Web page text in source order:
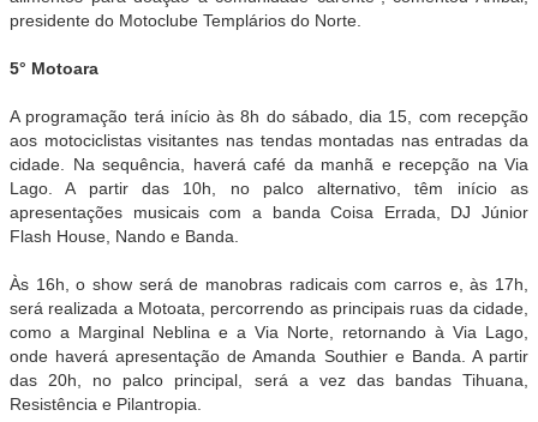
presidente do Motoclube Templários do Norte.
5° Motoara
A programação terá início às 8h do sábado, dia 15, com recepção
aos motociclistas visitantes nas tendas montadas nas entradas da
cidade. Na sequência, haverá café da manhã e recepção na Via
Lago. A partir das 10h, no palco alternativo, têm início as
apresentações musicais com a banda Coisa Errada, DJ Júnior
Flash House, Nando e Banda.
Às 16h, o show será de manobras radicais com carros e, às 17h,
será realizada a Motoata, percorrendo as principais ruas da cidade,
como a Marginal Neblina e a Via Norte, retornando à Via Lago,
onde haverá apresentação de Amanda Southier e Banda. A partir
das 20h, no palco principal, será a vez das bandas Tihuana,
Resistência e Pilantropia.